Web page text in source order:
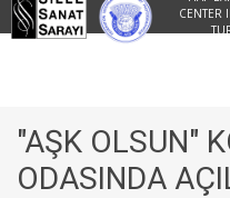
CENTER
"AŞK OLSUN"
ODASINDA